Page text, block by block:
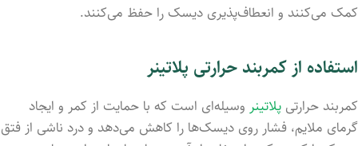
کمک می‌کنند و انعطاف‌پذیری دیسک را حفظ می‌کنند.
استفاده از کمربند حرارتی پلاتینر
کمربند حرارتی پلاتینر وسیله‌ای است که با حمایت از کمر و ایجاد
گرمای ملایم، فشار روی دیسک‌ها را کاهش می‌دهد و درد ناشی از فتق